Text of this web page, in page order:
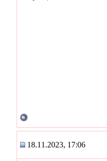
18.11.2023, 17:06